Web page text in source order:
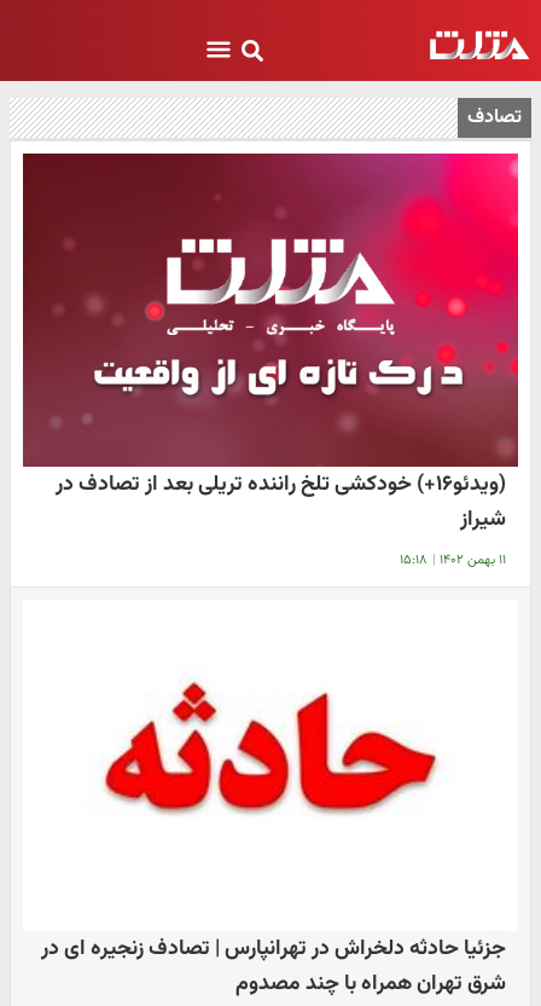
تصادف
(ویدئو۱۶+) خودکشی تلخ راننده تریلی بعد از تصادف در
شیراز
۱۱ بهمن ۱۴۰۲ | ۱۵:۱۸
جزئیا حادثه دلخراش در تهرانپارس | تصادف زنجیره ای در
شرق تهران همراه با چند مصدوم